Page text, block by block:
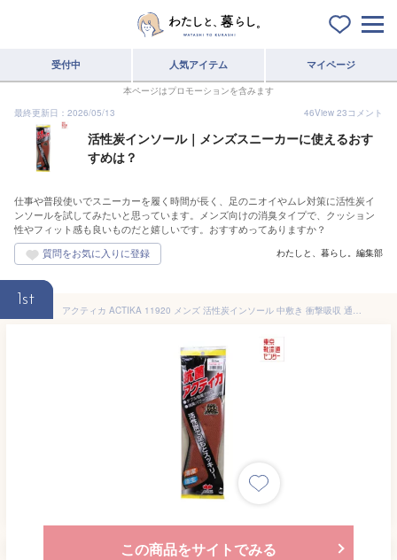
受付中 人気アイテム マイページ
本ページはプロモーションを含みます
最終更新日：2026/05/13
46View 23コメント
活性炭インソール｜メンズスニーカーに使えるおす
すめは？
仕事や普段使いでスニーカーを履く時間が長く、足のニオイやムレ対策に活性炭イ
ンソールを試してみたいと思っています。メンズ向けの消臭タイプで、クッション
性やフィット感も良いものだと嬉しいです。おすすめってありますか？
わたしと、暮らし。編集部
1st
アクティカ ACTIKA 11920 メンズ 活性炭インソール 中敷き 衝撃吸収 通気性 消臭 ムレ対策 ブラウン TSRC
この商品をサイトでみる